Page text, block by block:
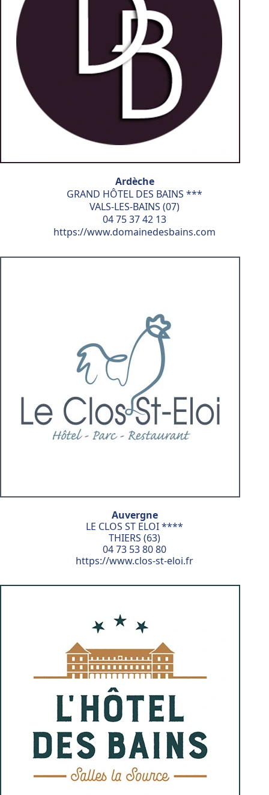
Ardèche
GRAND HÔTEL DES BAINS ***
VALS-LES-BAINS (07)
04 75 37 42 13
https://www.domainedesbains.com
Auvergne
LE CLOS ST ELOI ****
THIERS (63)
04 73 53 80 80
https://www.clos-st-eloi.fr